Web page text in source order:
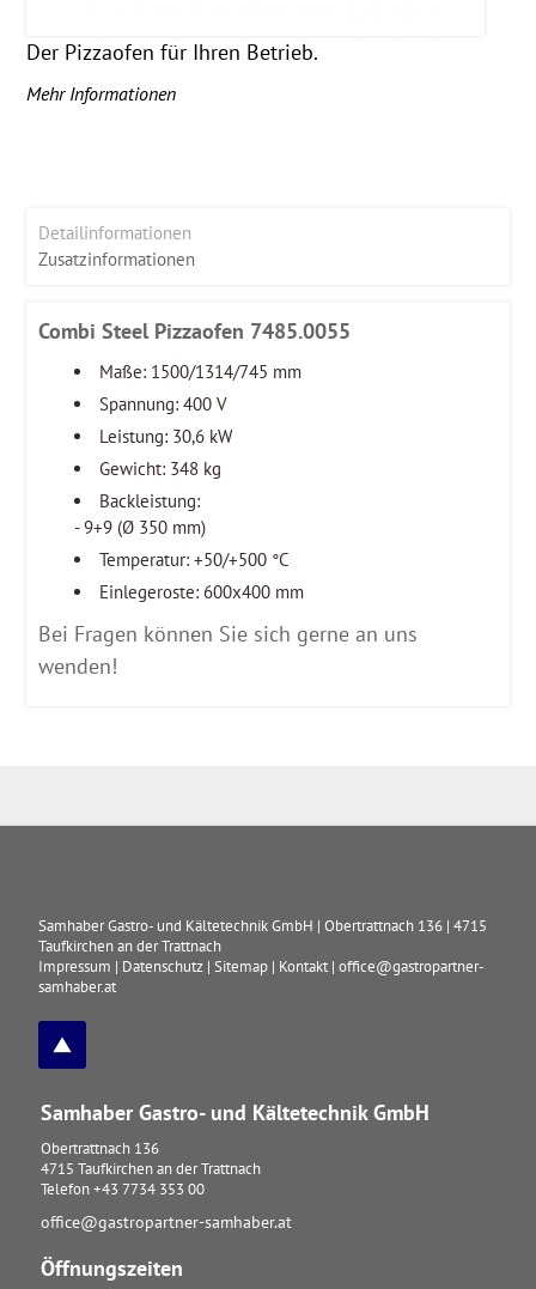
Der Pizzaofen für Ihren Betrieb.
Mehr Informationen
Detailinformationen
Zusatzinformationen
Combi Steel Pizzaofen 7485.0055
Maße: 1500/1314/745 mm
Spannung: 400 V
Leistung: 30,6 kW
Gewicht: 348 kg
Backleistung:
- 9+9 (Ø 350 mm)
Temperatur: +50/+500 °C
Einlegeroste: 600x400 mm
Bei Fragen können Sie sich gerne an uns
wenden!
Samhaber Gastro- und Kältetechnik GmbH |Obertrattnach 136 |4715
Taufkirchen an der Trattnach
Impressum | Datenschutz |Sitemap | Kontakt |office@gastropartner-
samhaber.at
Samhaber Gastro- und Kältetechnik GmbH
Obertrattnach 136
4715 Taufkirchen an der Trattnach
Telefon +43 7734 353 00
office@gastropartner-samhaber.at
Öffnungszeiten